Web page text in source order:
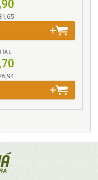
al proceso judicial a